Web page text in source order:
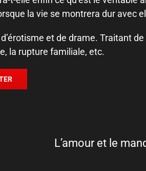
la vie se montrera dur avec
et de drame. Traitant
la rupture familiale, etc.
L’amour et le